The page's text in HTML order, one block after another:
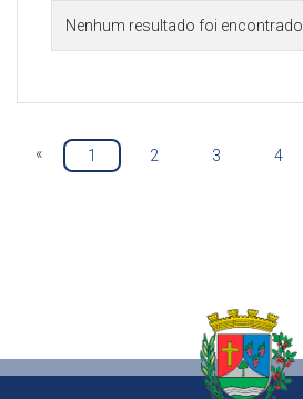
Nenhum resultado foi encontrado.
« 1 2 3 4